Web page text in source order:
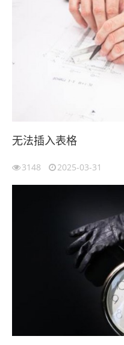
无法插入表格
3148 2025-03-31